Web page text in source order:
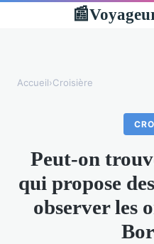
📰
Accueil›Croisière
Peut-on
qui propose
observer les